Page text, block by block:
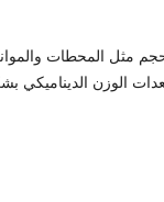
مثل المحطات